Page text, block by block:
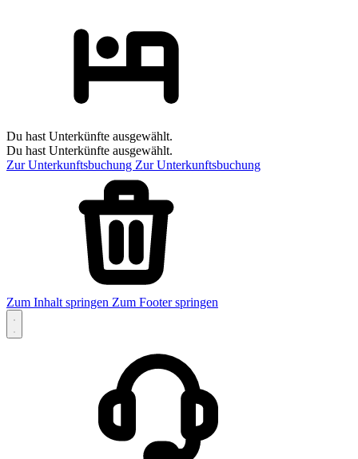
Du hast Unterkünfte ausgewählt.
Du hast Unterkünfte ausgewählt.
Zur Unterkunftsbuchung Zur Unterkunftsbuchung
Zum Inhalt springen Zum Footer springen